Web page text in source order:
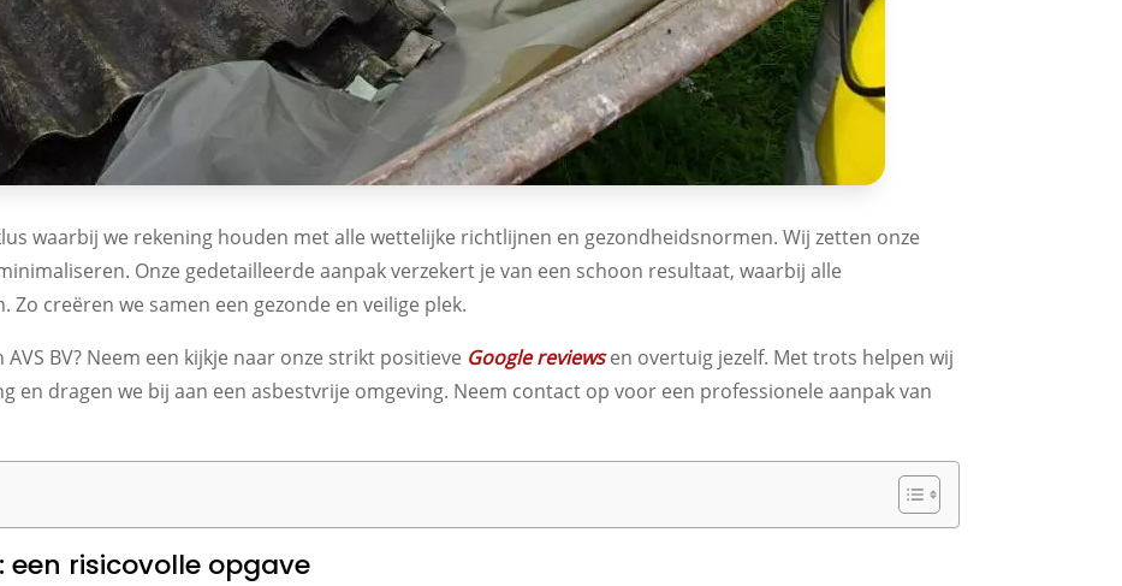
waarbij we rekening houden met alle wettelijke richtlijnen en gezondheidsnormen. Wij zetten onze
Onze gedetailleerde aanpak verzekert je van een schoon resultaat, waarbij alle
creëren we samen een gezonde en veilige plek.
BV? Neem een kijkje naar onze strikt positieve Google reviewsen overtuig jezelf. Met trots helpen wij
en dragen we bij aan een asbestvrije omgeving. Neem contact op voor een professionele aanpak van
risicovolle opgave